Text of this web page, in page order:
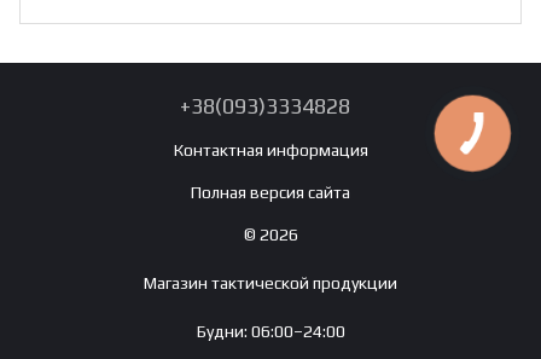
+38(093)3334828
Контактная информация
Полная версия сайта
© 2026
Магазин тактической продукции
Будни: 06:00–24:00